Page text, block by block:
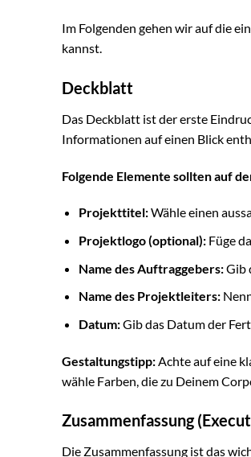
Im Folgenden gehen wir auf die
kannst.
Deckblatt
Das Deckblatt ist der erste
Informationen auf einen Blick
Folgende Elemente sollten auf
Projekttitel:Wähle einen
Projektlogo (optional):Füge
Name des Auftraggebers:Gib
Name des Projektleiters:
Datum:Gib das Datum der
Gestaltungstipp: Achte auf eine
wähle Farben, die zu Deinem
Zusammenfassung
Die Zusammenfassung ist das